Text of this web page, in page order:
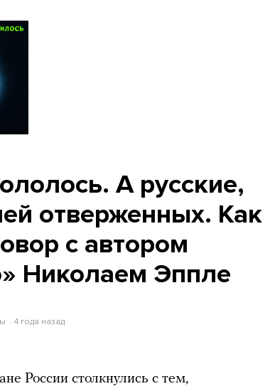
А русские,
отверженных. Как
с автором
Николаем Эппле
4 года назад
России столкнулись с тем,